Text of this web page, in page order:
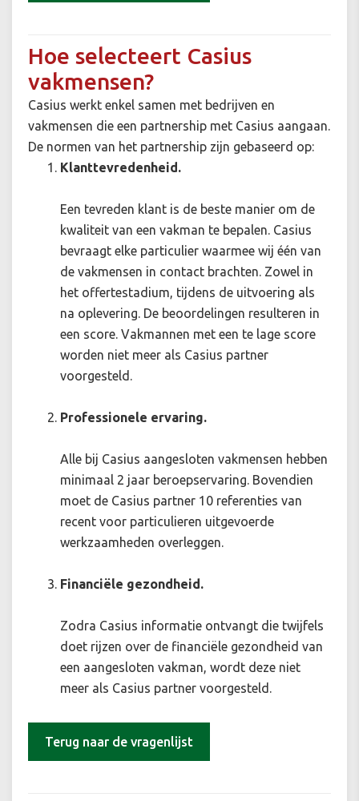
Hoe selecteert Casius
vakmensen?
Casius werkt enkel samen met bedrijven en
vakmensen die een partnership met Casius aangaan.
De normen van het partnership zijn gebaseerd op:
Klanttevredenheid.
Een tevreden klant is de beste manier om de
kwaliteit van een vakman te bepalen. Casius
bevraagt elke particulier waarmee wij één van
de vakmensen in contact brachten. Zowel in
het offertestadium, tijdens de uitvoering als
na oplevering. De beoordelingen resulteren in
een score. Vakmannen met een te lage score
worden niet meer als Casius partner
voorgesteld.
Professionele ervaring.
Alle bij Casius aangesloten vakmensen hebben
minimaal 2 jaar beroepservaring. Bovendien
moet de Casius partner 10 referenties van
recent voor particulieren uitgevoerde
werkzaamheden overleggen.
Financiële gezondheid.
Zodra Casius informatie ontvangt die twijfels
doet rijzen over de financiële gezondheid van
een aangesloten vakman, wordt deze niet
meer als Casius partner voorgesteld.
Terug naar de vragenlijst